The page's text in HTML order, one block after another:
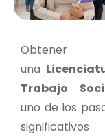
Obtener
una
Trabajo
uno de los